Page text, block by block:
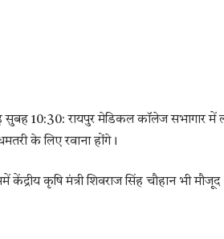
सुबह 10:30: रायपुर मेडिकल कॉलेज सभागार में
के लिए रवाना होंगे।
कृषि मंत्री शिवराज सिंह चौहान भी मौजूद